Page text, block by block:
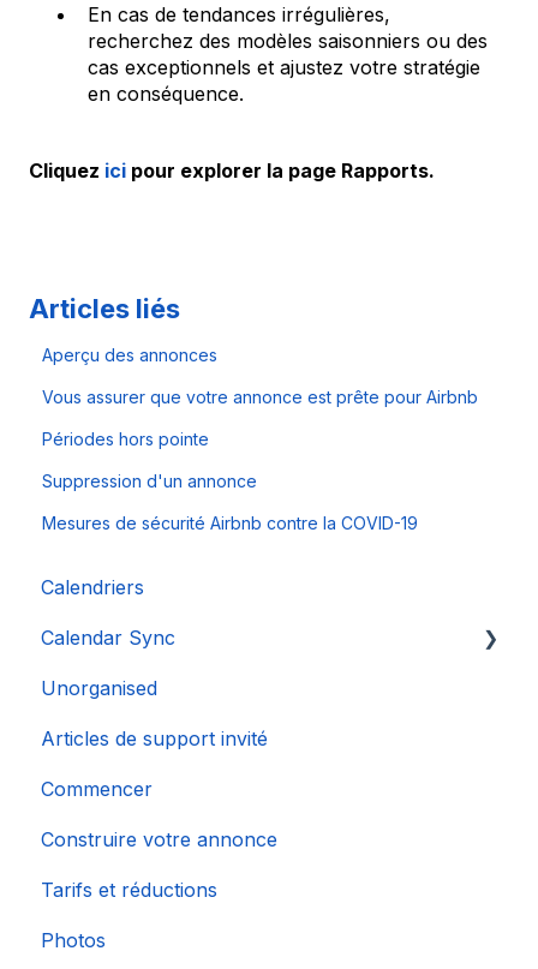
En cas de tendances irrégulières,
recherchez des modèles saisonniers ou des
cas exceptionnels et ajustez votre stratégie
en conséquence.
Cliquez ici pour explorer la page Rapports.
Articles liés
Aperçu des annonces
Vous assurer que votre annonce est prête pour Airbnb
Périodes hors pointe
Suppression d'un annonce
Mesures de sécurité Airbnb contre la COVID-19
Calendriers
Calendar Sync
Importation de calendriers populaires
Unorganised
Articles de support invité
Commencer
Construire votre annonce
Tarifs et réductions
Photos